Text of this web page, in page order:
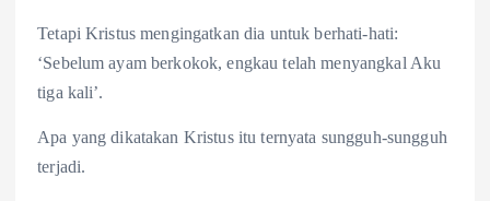
Tetapi Kristus mengingatkan dia untuk berhati-hati:
‘Sebelum ayam berkokok, engkau telah menyangkal Aku
tiga kali’.
Apa yang dikatakan Kristus itu ternyata sungguh-sungguh
terjadi.